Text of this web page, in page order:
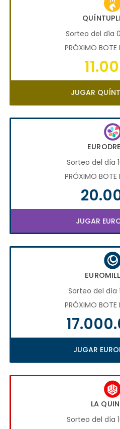
Sorteo del día
PRÓXIMO BOTE
JUGAR
Sorteo del día
PRÓXIMO BOTE
JUGAR
Sorteo del día
PRÓXIMO BOTE
JUGAR
LA
Sorteo del día